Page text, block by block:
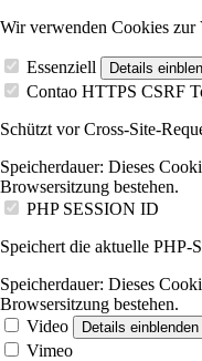
Wir verwenden Cookies zur
Essenziell Details
Contao HTTPS CSRF
Schützt vor Cross-Site-
Speicherdauer: Dieses
Browsersitzung bestehen.
PHP SESSION ID
Speichert die aktuelle PHP-
Speicherdauer: Dieses
Browsersitzung bestehen.
Video
Details einblenden
Vimeo